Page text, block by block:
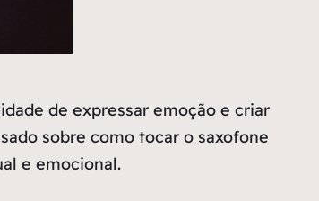
de expressar emoção e criar
sobre como tocar o saxofone
e emocional.